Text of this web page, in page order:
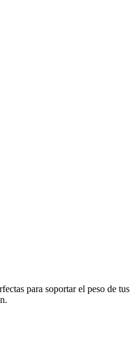
para soportar el peso de tus